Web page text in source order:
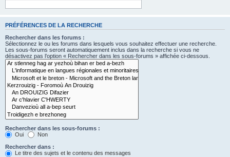
PRÉFÉRENCES DE LA RECHERCHE
Rechercher dans les forums :
Sélectionnez le ou les forums dans lesquels vous souhaitez effectuer une recherche.
Les sous-forums seront automatiquement inclus dans la recherche si vous ne
désactivez pas l’option « Rechercher dans les sous-forums » affichée ci-dessous.
Rechercher dans les sous-forums :
Oui
Non
Rechercher dans :
Le titre des sujets et le contenu des messages